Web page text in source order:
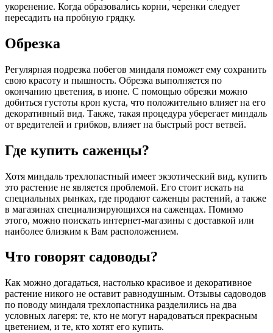
укоренение. Когда образовались корни, черенки следует
пересадить на пробную грядку.
Обрезка
Регулярная подрезка побегов миндаля поможет ему сохранить
свою красоту и пышность. Обрезка выполняется по
окончанию цветения, в июне. С помощью обрезки можно
добиться густоты крон куста, что положительно влияет на его
декоративный вид. Также, такая процедура уберегает миндаль
от вредителей и грибков, влияет на быстрый рост ветвей.
Где купить саженцы?
Хотя миндаль трехлопастный имеет экзотический вид, купить
это растение не является проблемой. Его стоит искать на
специальных рынках, где продают саженцы растений, а также
в магазинах специализирующихся на саженцах. Помимо
этого, можно поискать интернет-магазины с доставкой или
наиболее близким к Вам расположением.
Что говорят садоводы?
Как можно догадаться, настолько красивое и декоративное
растение никого не оставит равнодушным. Отзывы садоводов
по поводу миндаля трехлопастника разделились на два
условных лагеря: те, кто не могут нарадоваться прекрасным
цветением, и те, кто хотят его купить.